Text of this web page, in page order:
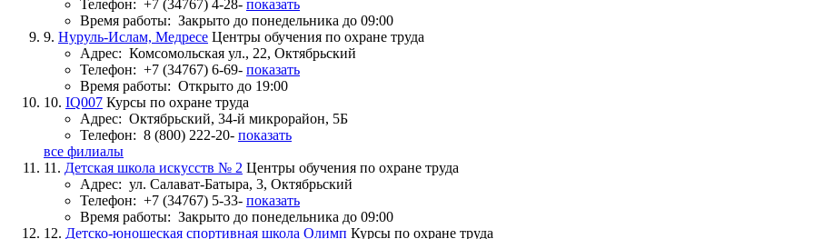
Телефон: +7 (34767) 4-28- показать
Время работы: Закрыто до понедельника до 09:00
9. Нуруль-Ислам, Медресе Центры обучения по охране труда
Адрес: Комсомольская ул., 22, Октябрьский
Телефон: +7 (34767) 6-69- показать
Время работы: Открыто до 19:00
10. IQ007 Курсы по охране труда
Адрес: Октябрьский, 34-й микрорайон, 5Б
Телефон: 8 (800) 222-20- показать
все филиалы
11. Детская школа искусств № 2 Центры обучения по охране труда
Адрес: ул. Салават-Батыра, 3, Октябрьский
Телефон: +7 (34767) 5-33- показать
Время работы: Закрыто до понедельника до 09:00
12. Детско-юношеская спортивная школа Олимп Курсы по охране труда